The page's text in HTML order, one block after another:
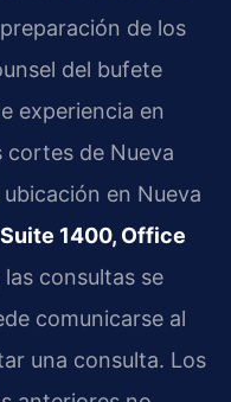
de los
del bufete
experiencia en
de Nueva
en Nueva
1400, Office
las consultas se
comunicarse al
una consulta. Los